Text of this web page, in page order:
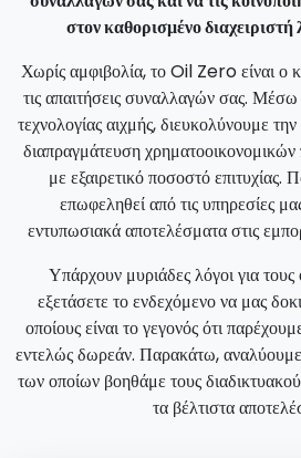
στον καθορισμένο
Χωρίς αμφιβολία, το Oil Zero είναι ο
τις απαιτήσεις συναλλαγών σας. Μέσω
τεχνολογίας αιχμής, διευκολύνουμε
διαπραγμάτευση χρηματοοικονομικών
με εξαιρετικό ποσοστό επιτυχίας.
επωφεληθεί από τις υπηρεσίες
εντυπωσιακά αποτελέσματα στις
Υπάρχουν μυριάδες λόγοι για τους
εξετάσετε το ενδεχόμενο να μας
οποίους είναι το γεγονός ότι
εντελώς δωρεάν. Παρακάτω, αναλύουμε
των οποίων βοηθάμε τους
τα βέλτιστα